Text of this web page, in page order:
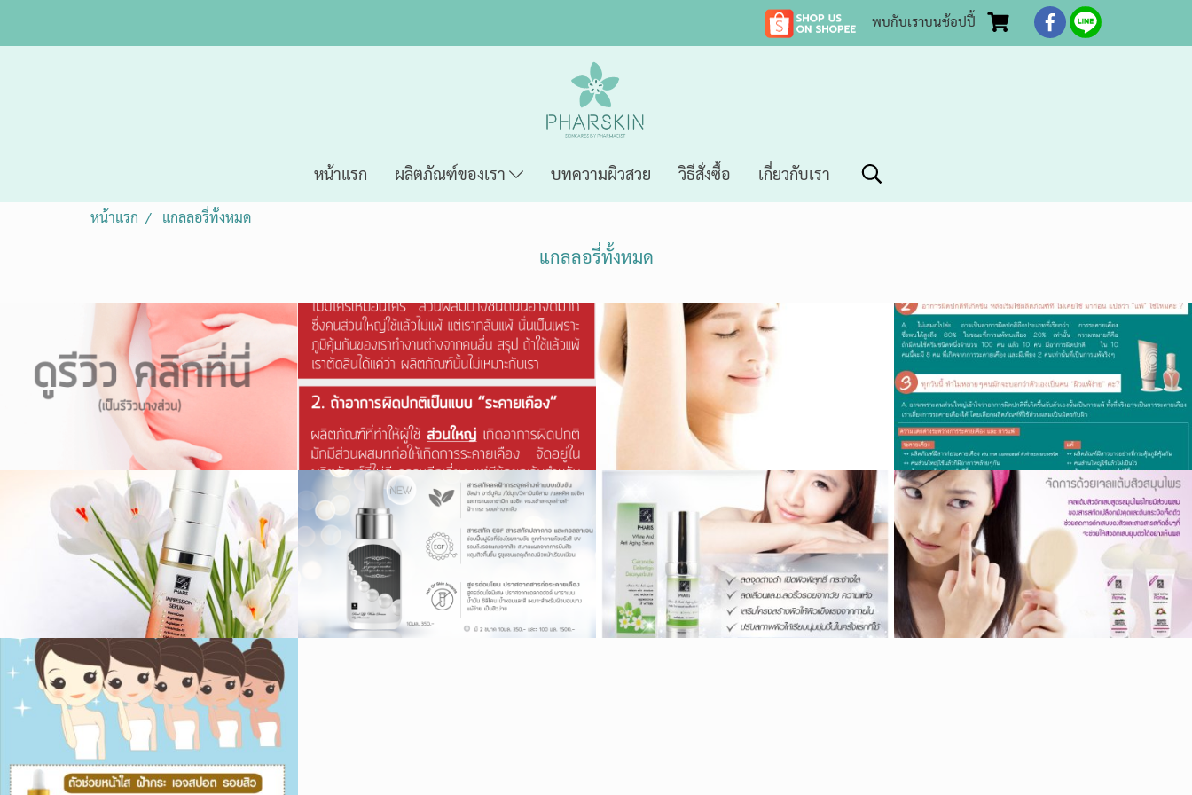
พบกับเราบนช้อปปี้
หน้าแรก ผลิตภัณฑ์ของเรา บทความผิวสวย วิธีสั่งซื้อ เกี่ยวกับเรา
หน้าแรก แกลลอรี่ทั้งหมด
แกลลอรี่ทั้งหมด
อาการผิดปกติหลังจากใช้เครื่องสำอาง
allergy
, 2466 ผู้ชม
รีวิวครีมรักแร้ขาว เดย์+ไนท์
ครีมรักแร้ขาว,11771 ผู้ชม
allergy return policy
allergy
รีวิวเซรั่มไข่มุก
บำรุงชุ่มชื้น, 8517 ผู้ชม
หน้าใส ลดริ้วรอย ผิวแข็งแรง
รักษาสิว,2773 ผู้ชม
รีวิวเจลแต้มสิวมังคุด
รักษาสิว
12024 ผู้ชม